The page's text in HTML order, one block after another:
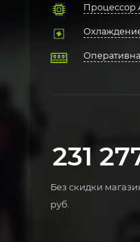
Процессор
231
Без скидки
руб.